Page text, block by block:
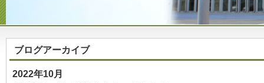
ブログアーカイブ
2022年10月